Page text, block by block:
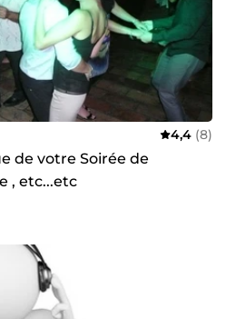
4,4 (8)
de votre Soirée de
, etc...etc